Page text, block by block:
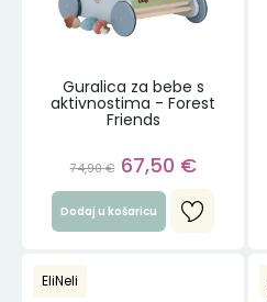
Guralica za bebe s
aktivnostima - Forest
Friends
74,90€ 67,50 €
Dodaj u košaricu
EliNeli